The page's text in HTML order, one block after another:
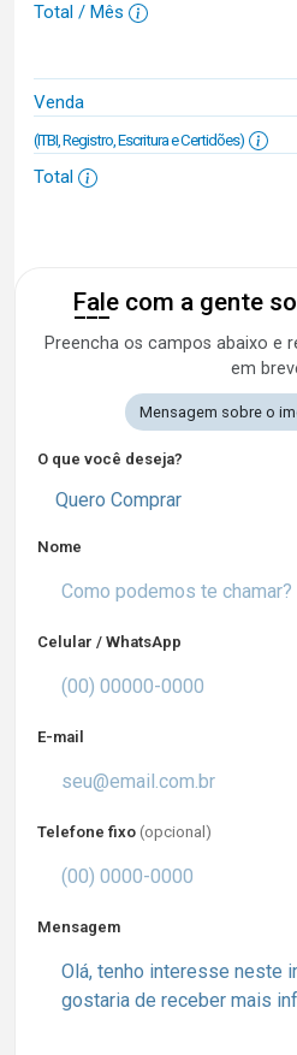
Total / Mês
Venda
(ITBI, Registro, Escritura e Certidões)
Total
Fale com a gente
Preencha os campos abaixo e
em
Mensagem sobre o
O que você deseja?
Quero Comprar
Nome
Celular / WhatsApp
E-mail
Telefone fixo (opcional)
Mensagem